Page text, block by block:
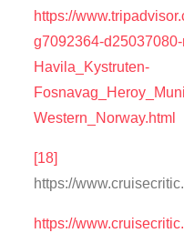
https://
g7092364-
Havila_Kystruten-
Western_Norway.html
[18]
https://
https://